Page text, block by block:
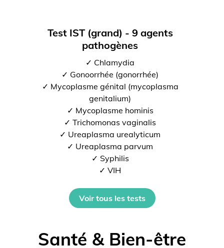
Test IST (grand) - 9 agents
pathogènes
✓ Chlamydia
✓ Gonoorrhée (gonorrhée)
✓ Mycoplasme génital (mycoplasma
genitalium)
✓ Mycoplasme hominis
✓ Trichomonas vaginalis
✓ Ureaplasma urealyticum
✓ Ureaplasma parvum
✓ Syphilis
✓ VIH
Voir tous les tests
Santé & Bien-être